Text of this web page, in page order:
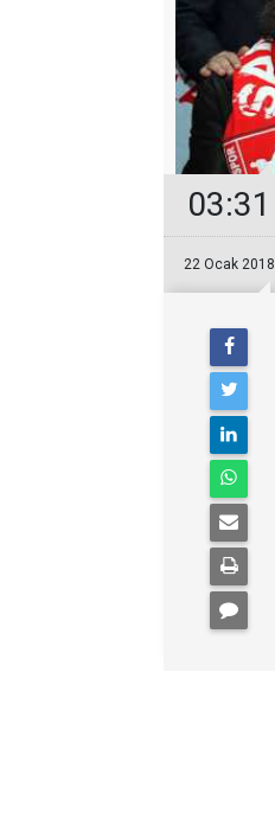
03:31
22 Ocak 2018